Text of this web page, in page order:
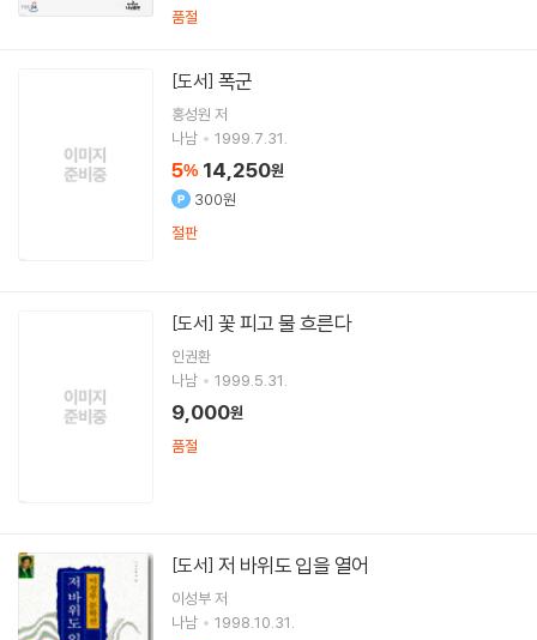
품절
[도서] 폭군
홍성원 저
나남
1999.7.31.
5% 14,250원
300원
절판
[도서] 꽃 피고 물 흐른다
인권환
나남
1999.5.31.
9,000원
품절
[도서] 저 바위도 입을 열어
이성부저
나남
1998.10.31.